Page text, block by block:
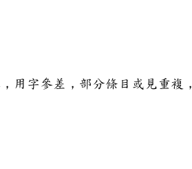
用字參差，部分條目或見重複